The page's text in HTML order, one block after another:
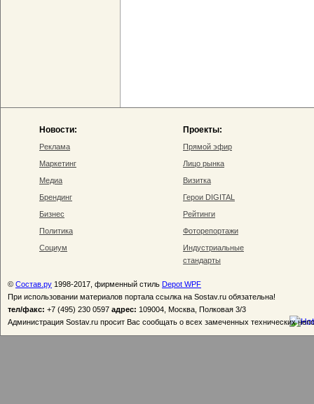
Новости:
Реклама
Маркетинг
Медиа
Брендинг
Бизнес
Политика
Социум
Проекты:
Прямой эфир
Лицо рынка
Визитка
Герои DIGITAL
Рейтинги
Фоторепортажи
Индустриальные
стандарты
© Состав.ру 1998-2017, фирменный стиль Depot WPF
При использовании материалов портала ссылка на Sostav.ru обязательна!
тел/факс: +7 (495) 230 0597 адрес: 109004, Москва, Полковая 3/3
Администрация Sostav.ru просит Вас сообщать о всех замеченных технических